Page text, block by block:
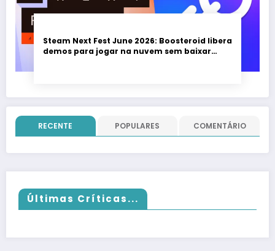
Steam Next Fest June 2026: Boosteroid libera
demos para jogar na nuvem sem baixar
RECENTE POPULARES COMENTÁRIO
Últimas Críticas...